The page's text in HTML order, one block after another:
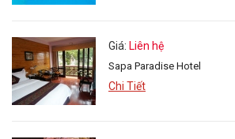
Giá: Liên hệ
Sapa Paradise Hotel
Chi Tiết